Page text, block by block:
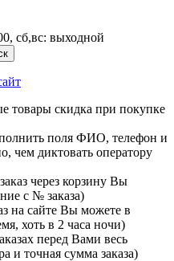
сб,вс: выходной
товары скидка при покупке
поля ФИО, телефон и
чем диктовать оператору
через корзину Вы
с № заказа)
на сайте Вы можете в
хоть в 2 часа ночи)
перед Вами весь
и точная сумма заказа)